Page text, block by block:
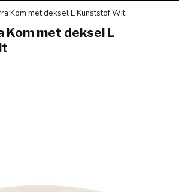
Kom met deksel L Kunststof Wit
Kom met deksel L